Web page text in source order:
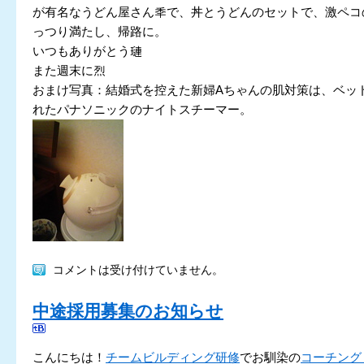
が有名なうどん屋さん秊で、丼とうどんのセットで、激ペ
っつり満たし、帰路に。
いつもありがとう璉
また週末に烈
おまけ写真：結婚式を控えた新婦Aちゃんの肌対策は、ベッ
れたパナソニックのナイトスチーマー。
コメントは受け付けていません。
中途採用募集のお知らせ
こんにちは！ チームビルディング研修でお馴染のコーチン